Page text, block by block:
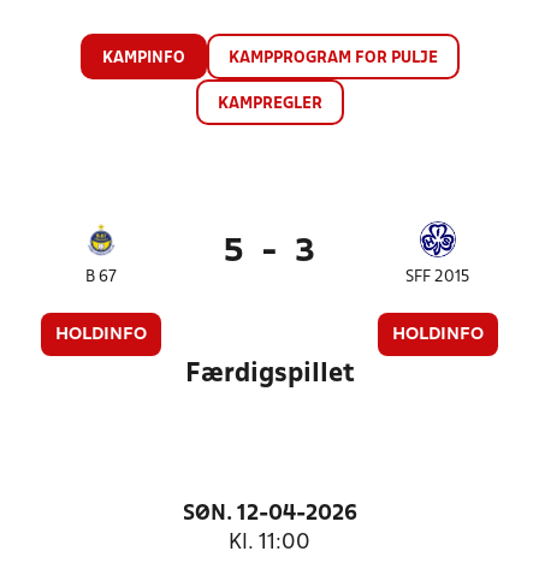
KAMPINFO KAMPPROGRAM FOR PULJE
KAMPREGLER
B 67
HOLDINFO
5 - 3
SFF 2015
HOLDINFO
Færdigspillet
SØN. 12-04-2026
Kl. 11:00